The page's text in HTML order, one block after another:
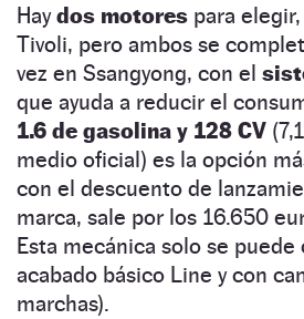
Haydos motores para
Tivoli, pero ambos se
vez en Ssangyong, con el
que ayuda a reducir el
1.6 de gasolina y 128 CV
medio oficial) es la opción
con el descuento de
marca, sale por los 16.650
Esta mecánica solo se
acabado básico Line y con
marchas).